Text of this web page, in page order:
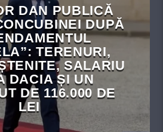
DAN PUBLICĂ
DUPĂ
TERENURI,
SALARIU
DACIA ȘI UN
DE 116.000 DE
LEI